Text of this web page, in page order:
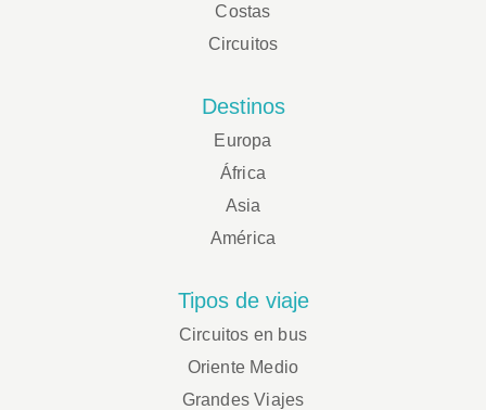
Costas
Circuitos
Destinos
Europa
África
Asia
América
Tipos de viaje
Circuitos en bus
Oriente Medio
Grandes Viajes